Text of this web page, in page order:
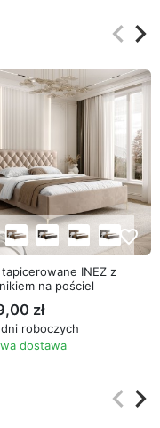
keyboard_arrow_left
keyboard_arrow_right
favorite_border
INEZ z
na pościel
zł
roboczych
dostawa
keyboard_arrow_left
keyboard_arrow_right